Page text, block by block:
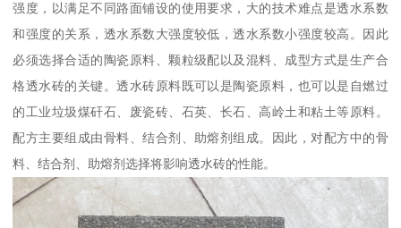
强度，以满足不同路面铺设的使用要求，大的技术难点是透水系数
和强度的关系，透水系数大强度较低，透水系数小强度较高。因此
必须选择合适的陶瓷原料、颗粒级配以及混料、成型方式是生产合
格透水砖的关键。透水砖原料既可以是陶瓷原料，也可以是自燃过
的工业垃圾煤矸石、废瓷砖、石英、长石、高岭土和粘土等原料。
配方主要组成由骨料、结合剂、助熔剂组成。因此，对配方中的骨
料、结合剂、助熔剂选择将影响透水砖的性能。